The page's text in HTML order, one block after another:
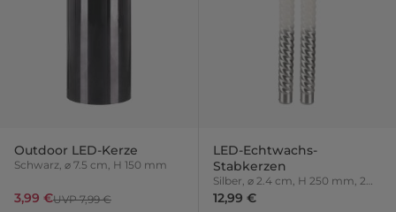
Outdoor LED-Kerze
Schwarz, ⌀ 7.5 cm, H 150 mm
3,99 €UVP 7,99 €
LED-Echtwachs-
Stabkerzen
Silber, ⌀ 2.4 cm, H 250 mm, 2
Stück
12,99 €